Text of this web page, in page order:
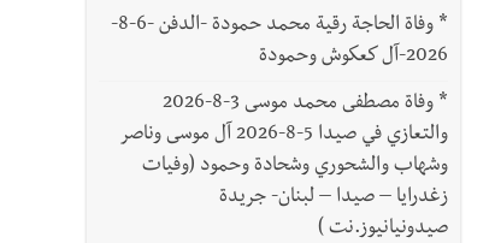
*
وفاة الحاجة رقية محمد حمودة -الدفن -6-8-
2026-آل كعكوش وحمودة
*
وفاة مصطفى محمد موسى 3-8-2026
والتعازي في صيدا 5-8-2026 آل موسى وناصر
وشهاب والشحوري وشحادة وحمود (وفيات
زغدرايا – صيدا – لبنان- جريدة
صيدونيانيوز.نت )